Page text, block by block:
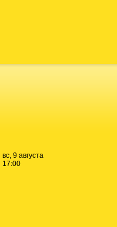
вс, 9 августа
17:00